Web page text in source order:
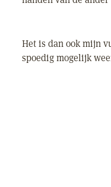
Het is dan ook mijn
spoedig mogelijk